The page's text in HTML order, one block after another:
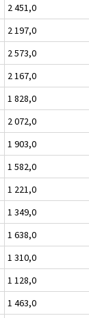
2 451,0
2 197,0
2 573,0
2 167,0
1 828,0
2 072,0
1 903,0
1 582,0
1 221,0
1 349,0
1 638,0
1 310,0
1 128,0
1 463,0